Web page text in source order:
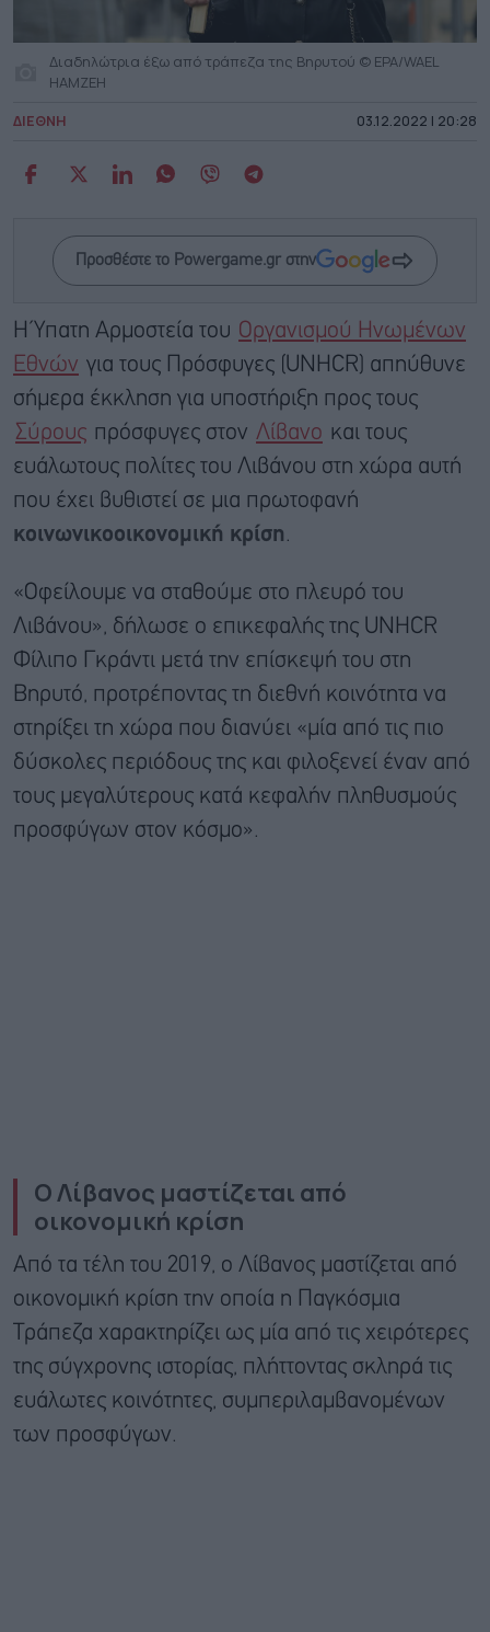
Διαδηλώτρια έξω από τράπεζα της Βηρυτού © EPA/WAEL
HAMZEH
ΔΙΕΘΝΗ 03.12.2022 | 20:28
Προσθέστε το Powergame.gr στην
Η Ύπατη Αρμοστεία του Οργανισμού Ηνωμένων
Εθνών για τους Πρόσφυγες (UNHCR) απηύθυνε
σήμερα έκκληση για υποστήριξη προς τους
Σύρους πρόσφυγες στον Λίβανο και τους
ευάλωτους πολίτες του Λιβάνου στη χώρα αυτή
που έχει βυθιστεί σε μια πρωτοφανή
κοινωνικοοικονομική κρίση .
«Οφείλουμε να σταθούμε στο πλευρό του
Λιβάνου», δήλωσε ο επικεφαλής της UNHCR
Φίλιπο Γκράντι μετά την επίσκεψή του στη
Βηρυτό, προτρέποντας τη διεθνή κοινότητα να
στηρίξει τη χώρα που διανύει «μία από τις πιο
δύσκολες περιόδους της και φιλοξενεί έναν από
τους μεγαλύτερους κατά κεφαλήν πληθυσμούς
προσφύγων στον κόσμο».
Ο Λίβανος μαστίζεται από
οικονομική κρίση
Από τα τέλη του 2019, ο Λίβανος μαστίζεται από
οικονομική κρίση την οποία η Παγκόσμια
Τράπεζα χαρακτηρίζει ως μία από τις χειρότερες
της σύγχρονης ιστορίας, πλήττοντας σκληρά τις
ευάλωτες κοινότητες, συμπεριλαμβανομένων
των προσφύγων.